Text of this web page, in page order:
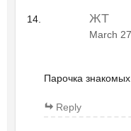
ЖТ
March
Парочка
Reply